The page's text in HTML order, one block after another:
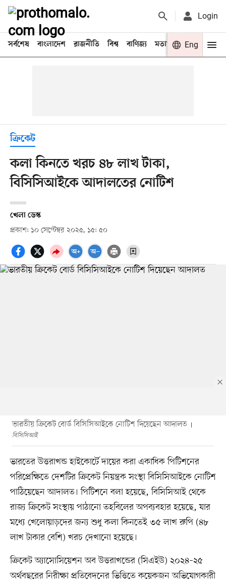
Login
সর্বশেষ বাংলাদেশ রাজনীতি বিশ্ব বাণিজ্য মতামত খেলা
Eng
ক্রিকেট
কলা কিনতে খরচ ৪৮ লাখ টাকা,
বিসিসিআইকে আদালতের নোটিশ
খেলা ডেস্ক
প্রকাশ: ১০ সেপ্টেম্বর ২০২৫, ১৫: ৫০
ভারতীয় ক্রিকেট বোর্ড বিসিসিআইকে নোটিশ দিয়েছেন আদালত
বিসিসিআই
ভারতের উত্তরাখন্ড হাইকোর্টে দায়ের করা একাধিক পিটিশনের
পরিপ্রেক্ষিতে দেশটির ক্রিকেট নিয়ন্ত্রক সংস্থা বিসিসিআইকে নোটিশ
পাঠিয়েছেন আদালত। পিটিশনে বলা হয়েছে, বিসিসিআই থেকে
রাজ্য ক্রিকেট সংস্থায় পাঠানো তহবিলের অপব্যবহার হয়েছে, যার
মধ্যে খেলোয়াড়দের জন্য শুধু কলা কিনতেই ৩৫ লাখ রুপি (৪৮
লাখ টাকার বেশি) খরচ দেখানো হয়েছে।
ক্রিকেট অ্যাসোসিয়েশন অব উত্তরাখন্ডের (সিএইউ) ২০২৪–২৫
অর্থবছরের নিরীক্ষা প্রতিবেদনের ভিত্তিতে কয়েকজন অভিযোগকারী